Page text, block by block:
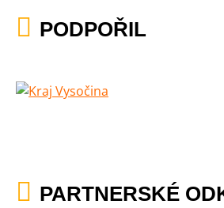
PODPOŘIL
PARTNERSKÉ